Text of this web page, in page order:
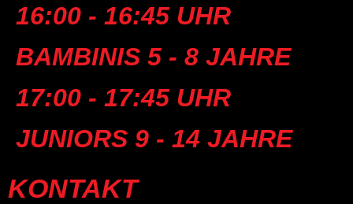
16:00 - 16:45 UHR
BAMBINIS 5 - 8 JAHRE
17:00 - 17:45 UHR
JUNIORS 9 - 14 JAHRE
KONTAKT